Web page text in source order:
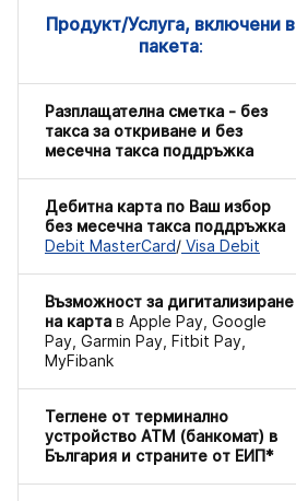
Продукт/Услуга, включени в
пакета:
Разплащателна сметка - без
такса за откриване и без
месечна такса поддръжка
Дебитна карта по Ваш избор
без месечна такса поддръжка
Debit MasterCard/ Visa Debit
Възможност за дигитализиране
на карта в Apple Pay, Google
Pay, Garmin Pay, Fitbit Pay,
МyFibank
Теглене от терминално
устройство АТМ (банкомат) в
България и страните от ЕИП*